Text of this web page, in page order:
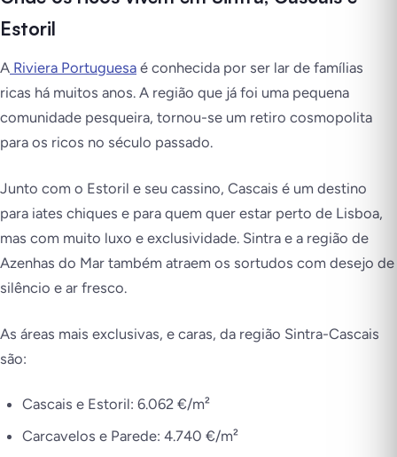
Estoril
A Riviera Portuguesa é conhecida por ser lar de famílias
ricas há muitos anos. A região que já foi uma pequena
comunidade pesqueira, tornou-se um retiro cosmopolita
para os ricos no século passado.
Junto com o Estoril e seu cassino, Cascais é um destino
para iates chiques e para quem quer estar perto de Lisboa,
mas com muito luxo e exclusividade. Sintra e a região de
Azenhas do Mar também atraem os sortudos com desejo de
silêncio e ar fresco.
As áreas mais exclusivas, e caras, da região Sintra-Cascais
são:
Cascais e Estoril: 6.062 €/m²
Carcavelos e Parede: 4.740 €/m²